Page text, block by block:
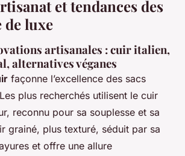
et tendances des
de luxe
artisanales : cuir italien,
alternatives véganes
façonne l’excellence des sacs
plus recherchés utilisent le cuir
reconnu pour sa souplesse et sa
grainé, plus texturé, séduit par sa
et offre une allure